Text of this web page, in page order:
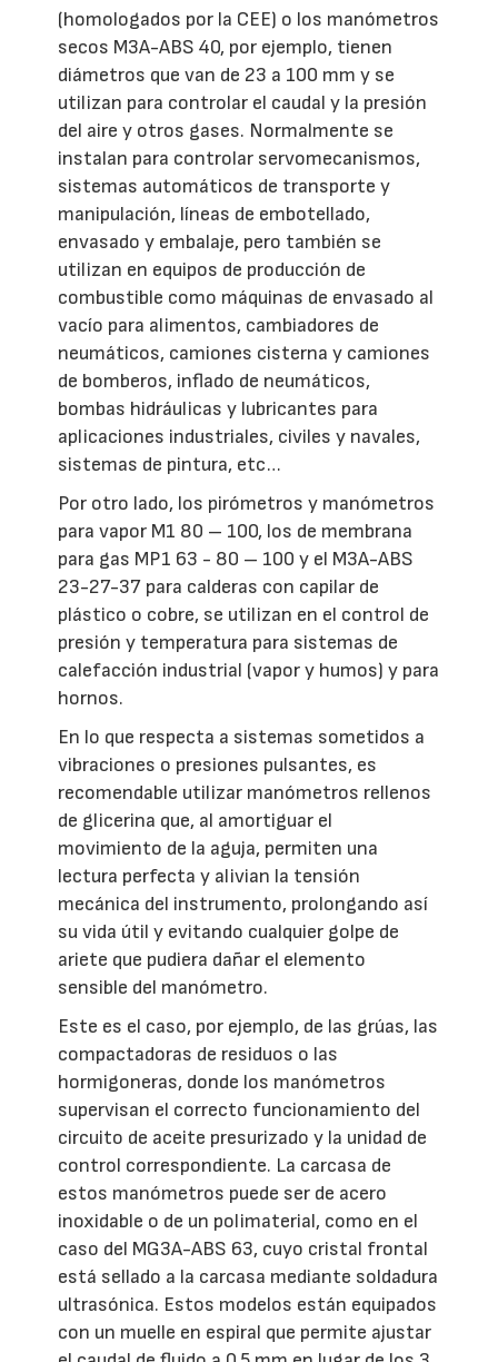
(homologados por la CEE) o los manómetros
secos M3A-ABS 40, por ejemplo, tienen
diámetros que van de 23 a 100 mm y se
utilizan para controlar el caudal y la presión
del aire y otros gases. Normalmente se
instalan para controlar servomecanismos,
sistemas automáticos de transporte y
manipulación, líneas de embotellado,
envasado y embalaje, pero también se
utilizan en equipos de producción de
combustible como máquinas de envasado al
vacío para alimentos, cambiadores de
neumáticos, camiones cisterna y camiones
de bomberos, inflado de neumáticos,
bombas hidráulicas y lubricantes para
aplicaciones industriales, civiles y navales,
sistemas de pintura, etc…
Por otro lado, los pirómetros y manómetros
para vapor M1 80 – 100, los de membrana
para gas MP1 63 - 80 – 100 y el M3A-ABS
23-27-37 para calderas con capilar de
plástico o cobre, se utilizan en el control de
presión y temperatura para sistemas de
calefacción industrial (vapor y humos) y para
hornos.
En lo que respecta a sistemas sometidos a
vibraciones o presiones pulsantes, es
recomendable utilizar manómetros rellenos
de glicerina que, al amortiguar el
movimiento de la aguja, permiten una
lectura perfecta y alivian la tensión
mecánica del instrumento, prolongando así
su vida útil y evitando cualquier golpe de
ariete que pudiera dañar el elemento
sensible del manómetro.
Este es el caso, por ejemplo, de las grúas, las
compactadoras de residuos o las
hormigoneras, donde los manómetros
supervisan el correcto funcionamiento del
circuito de aceite presurizado y la unidad de
control correspondiente. La carcasa de
estos manómetros puede ser de acero
inoxidable o de un polimaterial, como en el
caso del MG3A-ABS 63, cuyo cristal frontal
está sellado a la carcasa mediante soldadura
ultrasónica. Estos modelos están equipados
con un muelle en espiral que permite ajustar